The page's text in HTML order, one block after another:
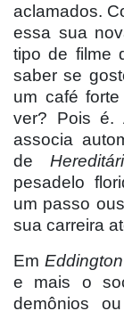
aclamados.
essa sua
tipo de filme
saber se
um café
ver? Pois é.
associa
de
pesadelo
um passo
sua carreira
EmEddington
e mais o
demônios